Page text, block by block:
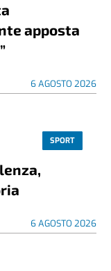
apposta
6 AGOSTO 2026
SPORT
6 AGOSTO 2026